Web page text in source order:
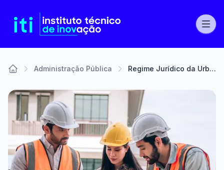
Administração Pública Regime Jurídico da Urbanização e Edificação - Novas Alterações ao RJUE